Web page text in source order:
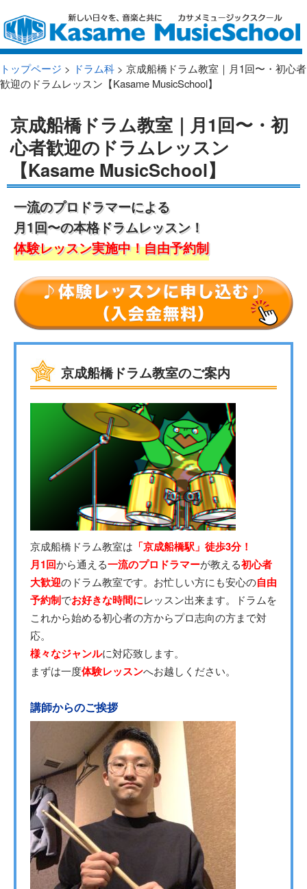
トップページ > ドラム科 > 京成船橋ドラム教室｜月1回〜・初心者
歓迎のドラムレッスン【Kasame MusicSchool】
京成船橋ドラム教室｜月1回〜・初
心者歓迎のドラムレッスン
【Kasame MusicSchool】
一流のプロドラマーによる
月1回〜の本格ドラムレッスン！
体験レッスン実施中！自由予約制
京成船橋ドラム教室のご案内
京成船橋ドラム教室は 「京成船橋駅」徒歩3分！
月1回から通える一流のプロドラマーが教える初心者
大歓迎のドラム教室です。お忙しい方にも安心の自由
予約制でお好きな時間にレッスン出来ます。ドラムを
これから始める初心者の方からプロ志向の方まで対
応。
様々なジャンルに対応致します。
まずは一度体験レッスンへお越しください。
講師からのご挨拶